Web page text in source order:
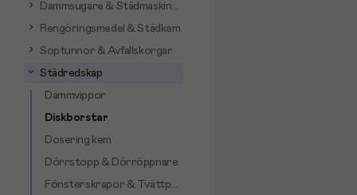
Dammsugare & Städmaskiner
Rengöringsmedel & Städkem
Soptunnor & Avfallskorgar
Städredskap
Dammvippor
Diskborstar
Dosering kem
Dörrstopp & Dörröppnare
Fönsterskrapor & Tvättpälsar